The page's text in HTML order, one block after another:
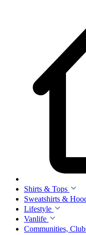
Shirts & Tops
Sweatshirts &
Lifestyle
Vanlife
Communities,